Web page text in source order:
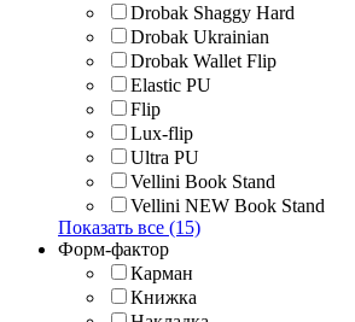
Drobak Shaggy Hard
Drobak Ukrainian
Drobak Wallet Flip
Elastic PU
Flip
Lux-flip
Ultra PU
Vellini Book Stand
Vellini NEW Book Stand
Показать все (15)
Форм-фактор
Карман
Книжка